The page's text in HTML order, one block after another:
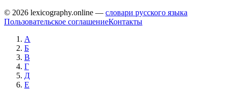
© 2026 lexicography.online — словари русского языка
Пользовательское соглашениеКонтакты
А
Б
В
Г
Д
Е